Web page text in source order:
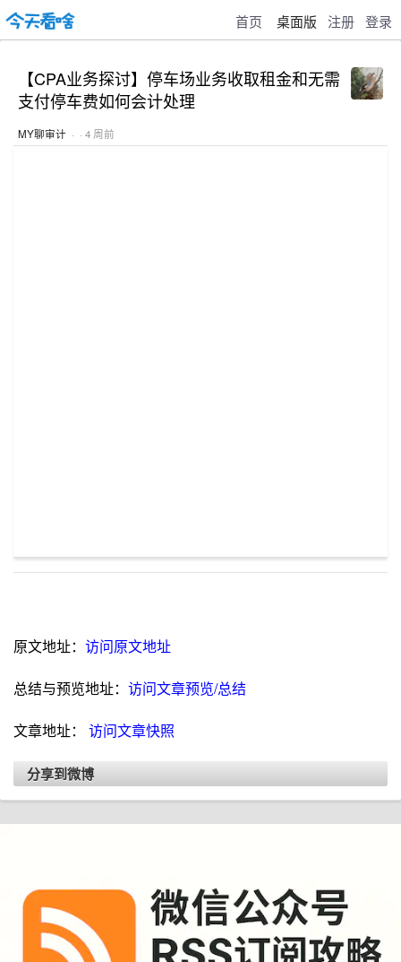
首页 桌面版 注册 登录
【CPA业务探讨】停车场业务收取租金和无需
支付停车费如何会计处理
MY聊审计 · · 4 周前
原文地址： 访问原文地址
总结与预览地址： 访问文章预览/总结
文章地址： 访问文章快照
分享到微博